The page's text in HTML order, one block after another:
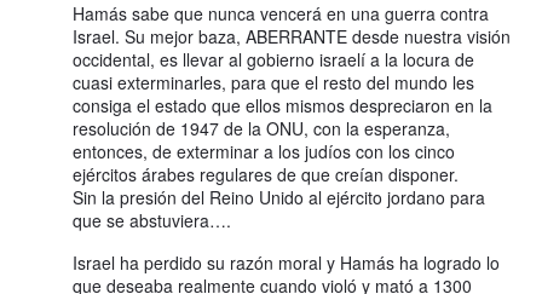
Hamás sabe que nunca vencerá en una guerra contra
Israel. Su mejor baza, ABERRANTE desde nuestra visión
occidental, es llevar al gobierno israelí a la locura de
cuasi exterminarles, para que el resto del mundo les
consiga el estado que ellos mismos despreciaron en la
resolución de 1947 de la ONU, con la esperanza,
entonces, de exterminar a los judíos con los cinco
ejércitos árabes regulares de que creían disponer.
Sin la presión del Reino Unido al ejército jordano para
que se abstuviera….
Israel ha perdido su razón moral y Hamás ha logrado lo
que deseaba realmente cuando violó y mató a 1300